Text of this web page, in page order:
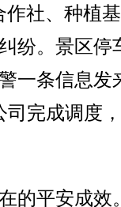
作社、种植
纷。景区停
一条信息发
司完成调度
平安成效